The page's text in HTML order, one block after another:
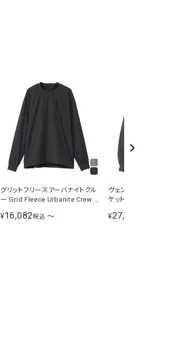
グリットフリースアーバナイトクル
ー Grid Fleece Urbanite Crew メ
¥16,082税込 〜
ヴェントリックスアーバ
ケット Ventrix
グレー NY82560 BG
¥27,720